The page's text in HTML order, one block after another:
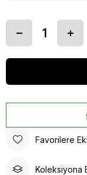
Favorilere
Koleksiyona